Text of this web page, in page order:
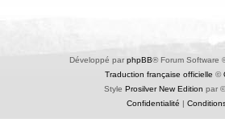
Développé par phpBB® Forum Software
Traduction française officielle ©
Style Prosilver New Edition par
Confidentialité